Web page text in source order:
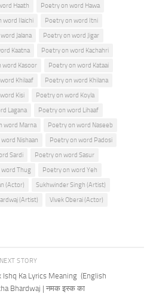
Haath
Poetry on word Hawa
word Ilaichi
Poetry on word Itni
Jalana
Poetry on word Jigar
Kaatna
Poetry on word Kachahri
word Kasoor
Poetry on word Kataai
Khilaaf
Poetry on word Khilana
Kisi
Poetry on word Koyla
Lagana
Poetry on word Lihaaf
word Marna
Poetry on word Naseeb
Nishaan
Poetry on word Padosi
Sardi
Poetry on word Sasur
Thug
Poetry on word Yeh
(Actor)
Sukhwinder Singh (Artist)
(Artist)
Vivek Oberai (Actor)
NEXT STORY
Ishq Ka Lyrics Meaning (English
Bhardwaj | नमक इस्क का